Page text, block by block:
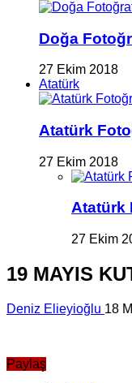
Doğa
27 Ekim 2018
Atatürk
Atatürk
27 Ekim 2018
Atatürk
27 Ekim
19 MAYIS
Deniz Elieyioğlu 18
Paylaş